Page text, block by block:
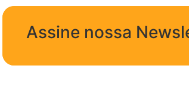
Assine nossa